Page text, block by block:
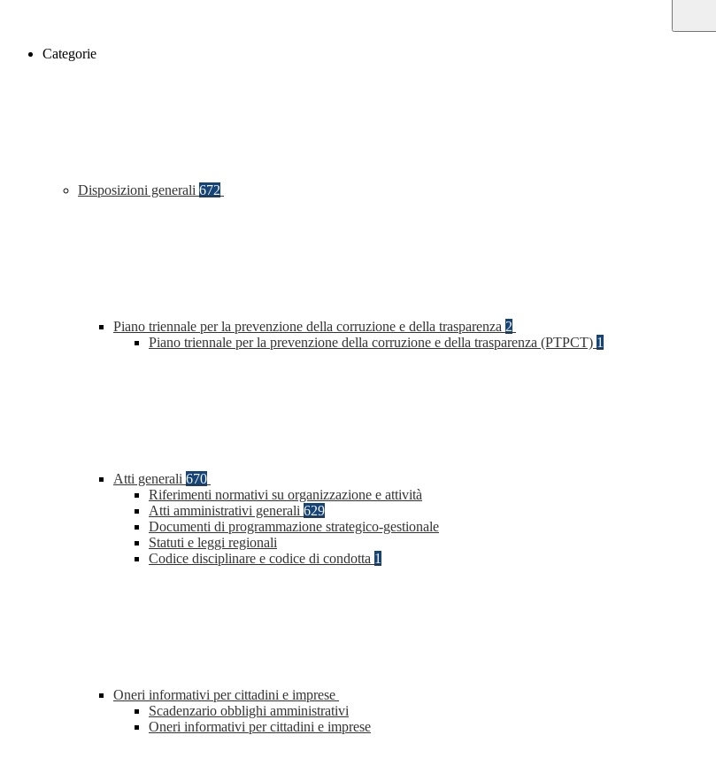
Categorie
Disposizioni generali 672
Piano triennale per la prevenzione della corruzione e della trasparenza 2
Piano triennale per la prevenzione della corruzione e della trasparenza (PTPCT) 1
Atti generali 670
Riferimenti normativi su organizzazione e attività
Atti amministrativi generali 629
Documenti di programmazione strategico-gestionale
Statuti e leggi regionali
Codice disciplinare e codice di condotta 1
Oneri informativi per cittadini e imprese
Scadenzario obblighi amministrativi
Oneri informativi per cittadini e imprese